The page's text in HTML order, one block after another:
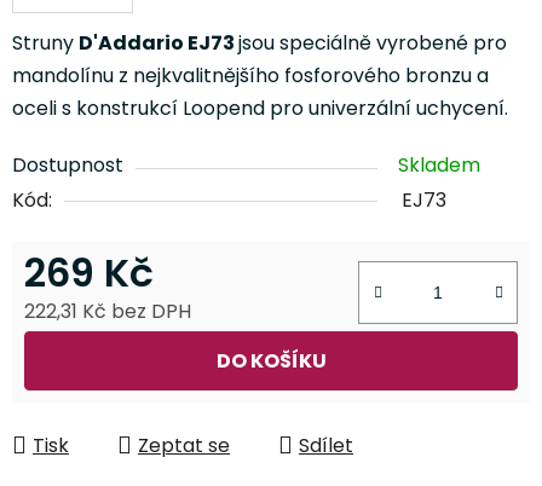
Struny D'Addario EJ73jsou speciálně vyrobené pro
mandolínu z nejkvalitnějšího fosforového bronzu a
oceli s konstrukcí Loopend pro univerzální uchycení.
Dostupnost
Skladem
Kód:
EJ73
269 Kč
222,31 Kč bez DPH
DO KOŠÍKU
Tisk Zeptat se Sdílet